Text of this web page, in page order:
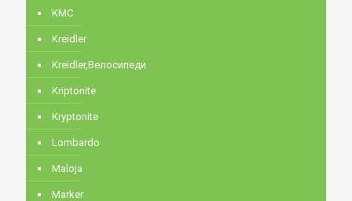
KMC
Kreidler
Kreidler,Велосипеди
Kriptonite
Kryptonite
Lombardo
Maloja
Marker